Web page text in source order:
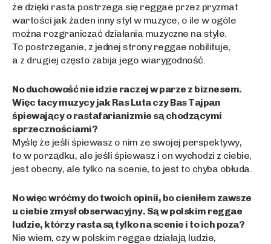
że dzięki rasta postrzega się reggae przez pryzmat
wartości jak żaden inny styl w muzyce, o ile w ogóle
można rozgraniczać działania muzyczne na style.
To postrzeganie, z jednej strony reggae nobilituje,
a z drugiej często zabija jego wiarygodność.
No duchowość nie idzie raczej w parze z biznesem.
Więc tacy muzycy jak Ras Luta czy Bas Tajpan
śpiewający o rastafarianizmie są chodzącymi
sprzecznościami?
Myślę że jeśli śpiewasz o nim ze swojej perspektywy,
to w porządku, ale jeśli śpiewasz i on wychodzi z ciebie,
jest obecny, ale tylko na scenie, to jest to chyba obłuda.
No więc wróćmy do twoich opinii, bo cieniłem zawsze
u ciebie zmysł obserwacyjny. Są w polskim reggae
ludzie, którzy rasta są tylko na scenie i to ich poza?
Nie wiem, czy w polskim reggae działają ludzie,